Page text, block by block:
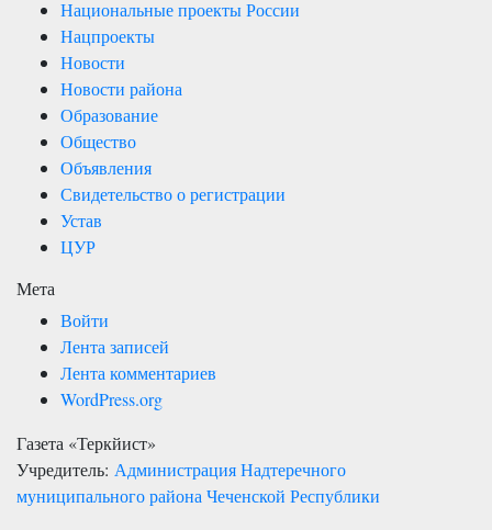
Национальные проекты России
Нацпроекты
Новости
Новости района
Образование
Общество
Объявления
Свидетельство о регистрации
Устав
ЦУР
Мета
Войти
Лента записей
Лента комментариев
WordPress.org
Газета «Теркйист»
Учредитель: Администрация Надтеречного
муниципального района Чеченской Республики